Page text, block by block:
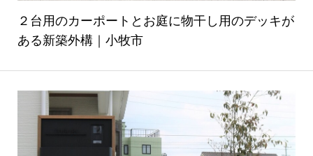
２台用のカーポートとお庭に物干し用のデッキが
ある新築外構｜小牧市